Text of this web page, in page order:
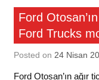
Otomobil
Ford
Ford Trucks
Posted on 24 Nisan
Ford Otosan’ın ağır